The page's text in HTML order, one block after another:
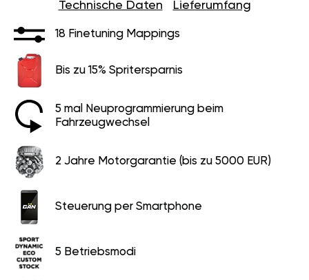
Technische Daten Lieferumfang
18 Finetuning Mappings
Bis zu 15% Spritersparnis
5 mal Neuprogrammierung beim
Fahrzeugwechsel
2 Jahre Motorgarantie (bis zu 5000 EUR)
Steuerung per Smartphone
5 Betriebsmodi